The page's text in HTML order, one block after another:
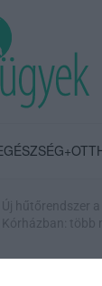
Új hűtőrendszer
Kórházban: több